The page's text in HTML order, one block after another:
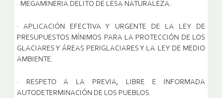
· MEGAMINERIA DELITO DE LESA NATURALEZA.
· APLICACIÓN EFECTIVA Y URGENTE DE LA LEY DE
PRESUPUESTOS MÍNIMOS PARA LA PROTECCIÓN DE LOS
GLACIARES Y ÁREAS PERIGLACIARES Y LA LEY DE MEDIO
AMBIENTE.
· RESPETO A LA PREVIA, LIBRE E INFORMADA
AUTODETERMINACIÓN DE LOS PUEBLOS.